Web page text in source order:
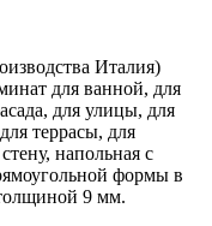
Италия)
для ванной, для
для улицы, для
террасы, для
напольная с
формы в
9 мм.